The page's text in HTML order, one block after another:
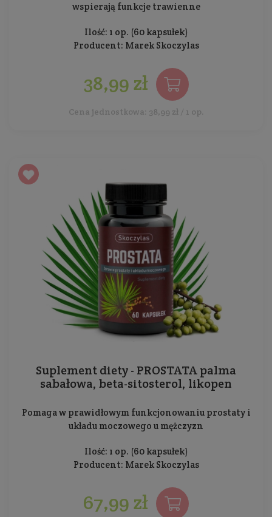
wspierają funkcje trawienne
Ilość: 1 op. (60 kapsułek)
Producent: Marek Skoczylas
38,99 zł
Cena jednostkowa: 38,99 zł / 1 op.
Suplement diety - PROSTATA palma
sabałowa, beta-sitosterol, likopen
Pomaga w prawidłowym funkcjonowaniu prostaty i
układu moczowego u mężczyzn
Ilość: 1 op. (60 kapsułek)
Producent: Marek Skoczylas
67,99 zł